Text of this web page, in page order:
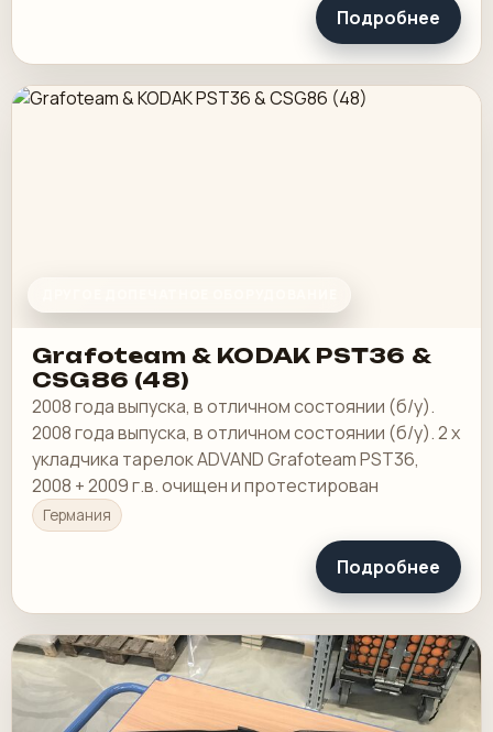
Подробнее
Grafoteam & KODAK PST36 &
CSG86 (48)
2008 года выпуска, в отличном состоянии (б/у).
2008 года выпуска, в отличном состоянии (б/у). 2 x
укладчика тарелок ADVAND Grafoteam PST36,
2008 + 2009 г.в. очищен и протестирован
Германия
Подробнее